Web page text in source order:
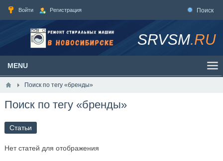
Войти Регистрация Поиск
SRVSM.RU
MENU
Поиск по тегу «бренды»
Поиск по тегу «бренды»
Статьи
Нет статей для отображения